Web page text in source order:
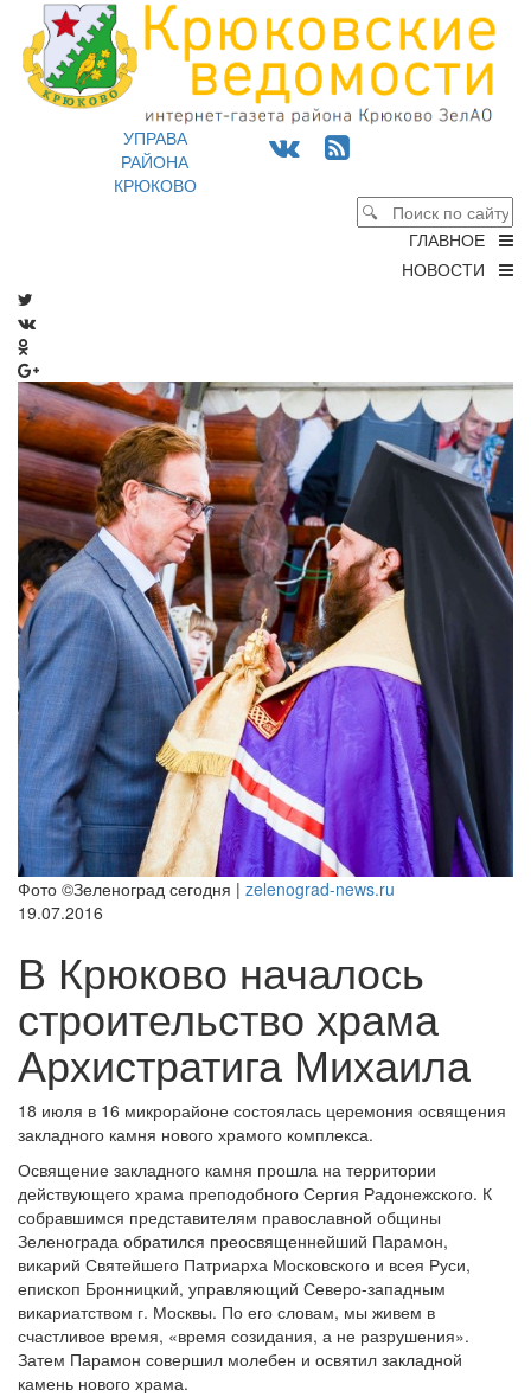
УПРАВА
РАЙОНА
КРЮКОВО
ГЛАВНОЕ
НОВОСТИ
Фото ©Зеленоград сегодня | zelenograd-news.ru
19.07.2016
В Крюково началось
строительство храма
Архистратига Михаила
18 июля в 16 микрорайоне состоялась церемония освящения
закладного камня нового храмого комплекса.
Освящение закладного камня прошла на территории
действующего храма преподобного Сергия Радонежского. К
собравшимся представителям православной общины
Зеленограда обратился преосвященнейший Парамон,
викарий Святейшего Патриарха Московского и всея Руси,
епископ Бронницкий, управляющий Северо-западным
викариатством г. Москвы. По его словам, мы живем в
счастливое время, «время созидания, а не разрушения».
Затем Парамон совершил молебен и освятил закладной
камень нового храма.